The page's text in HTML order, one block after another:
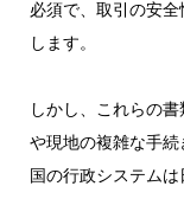
必須で、取引の安
します。
しかし、これらの
や現地の複雑な手
国の行政システム